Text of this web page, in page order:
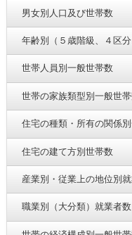
男女別人口及び世帯数
年齢別（５歳階級、４区
世帯人員別一般世帯数
世帯の家族類型別一般世
住宅の種類・所有の関係
住宅の建て方別世帯数
産業別・従業上の地位別
職業別（大分類）就業者数